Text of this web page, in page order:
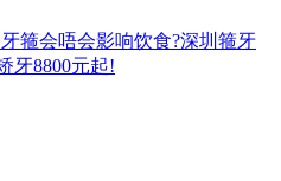
牙箍会唔会影响饮食?深圳箍牙
牙8800元起!